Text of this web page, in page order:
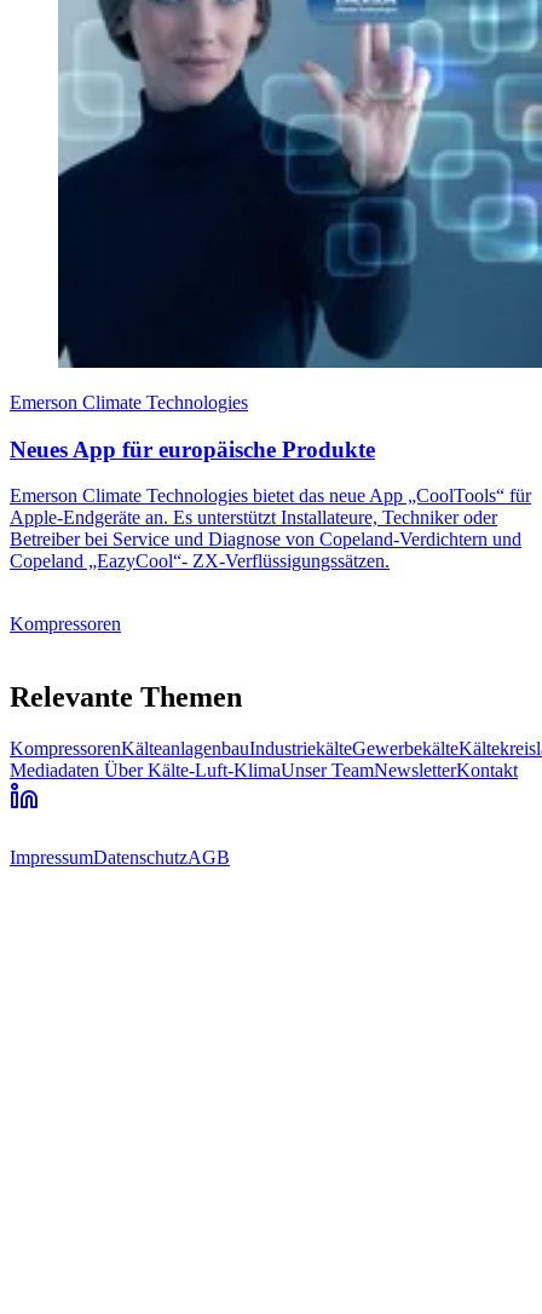
Emerson Climate Technologies
Neues App für europäische Produkte
Emerson Climate Technologies bietet das neue App „CoolTools“ für
Apple-Endgeräte an. Es unterstützt Installateure, Techniker oder
Betreiber bei Service und Diagnose von Copeland-Verdichtern und
Copeland „EazyCool“- ZX-Verflüssigungssätzen.
Kompressoren
Relevante Themen
KompressorenKälteanlagenbauIndustriekälteGewerbekälte
Mediadaten Über Kälte-Luft-KlimaUnser TeamNewsletterKontakt
ImpressumDatenschutzAGB